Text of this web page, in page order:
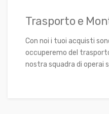
Trasporto e
Con noi i tuoi acquisti
occuperemo del
nostra squadra di operai